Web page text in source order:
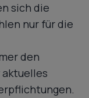
sich die
nur für die
den
aktuelles